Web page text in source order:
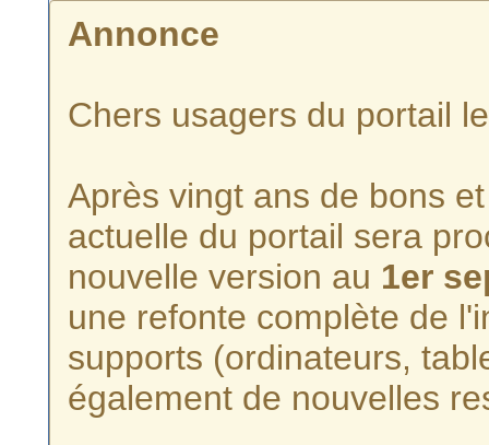
Annonce
Chers usagers du portail
Après vingt ans de bons
actuelle du portail sera
nouvelle version au 1er
une refonte complète de
supports (ordinateurs,
également de nouvelles